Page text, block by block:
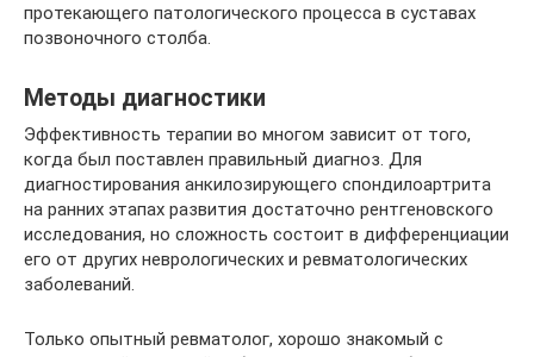
протекающего патологического процесса в суставах
позвоночного столба.
Методы диагностики
Эффективность терапии во многом зависит от того,
когда был поставлен правильный диагноз. Для
диагностирования анкилозирующего спондилоартрита
на ранних этапах развития достаточно рентгеновского
исследования, но сложность состоит в дифференциации
его от других неврологических и ревматологических
заболеваний.
Только опытный ревматолог, хорошо знакомый с